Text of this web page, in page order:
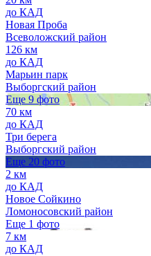
до КАД
Новая Проба
Всеволожский район
126 км
до КАД
Марьин парк
Выборгский район
Еще 9 фото
70 км
до КАД
Три берега
Выборгский район
Еще 20 фото
2 км
до КАД
Новое Сойкино
Ломоносовский район
Еще 1 фото
7 км
до КАД